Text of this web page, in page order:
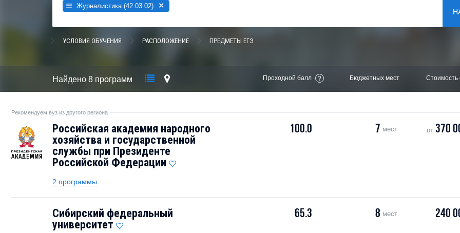
Журналистика (42.03.02) ×
УСЛОВИЯ ОБУЧЕНИЯ РАСПОЛОЖЕНИЕ ПРЕДМЕТЫ ЕГЭ
Найдено 8 программ Проходной балл ? Бюджетных мест Стоимость
Рекомендуем вуз из другого региона
Российская академия народного
хозяйства и государственной
службы при Президенте
Российской Федерации
100.0 7 мест от 370
2 программы
Сибирский федеральный
университет
65.3 8 мест 240